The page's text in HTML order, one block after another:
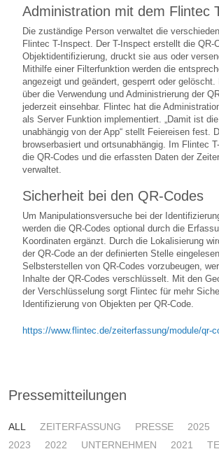
Administration mit dem Flintec
Die zuständige Person verwaltet die
Flintec T-Inspect. Der T-Inspect erstellt die QR-
Objektidentifizierung, druckt sie aus oder
Mithilfe einer Filterfunktion werden die
angezeigt und geändert, gesperrt oder gelöscht.
über die Verwendung und Administrierung der
jederzeit einsehbar. Flintec hat die
als Server Funktion implementiert. „Damit ist
unabhängig von der App“ stellt Feiereisen fest.
browserbasiert und ortsunabhängig. Im Flintec
die QR-Codes und die erfassten Daten der
verwaltet.
Sicherheit bei den QR-Codes
Um Manipulationsversuche bei der
werden die QR-Codes optional durch die
Koordinaten ergänzt. Durch die Lokalisierung
der QR-Code an der definierten Stelle
Selbsterstellen von QR-Codes vorzubeugen,
Inhalte der QR-Codes verschlüsselt. Mit den
der Verschlüsselung sorgt Flintec für mehr
Identifizierung von Objekten per QR-Code.
https://www.flintec.de/zeiterfassung/module/qr-
Pressemitteilungen
ALL ZEITERFASSUNG PRESSE 2025
2023
2022 UNTERNEHMEN 2021